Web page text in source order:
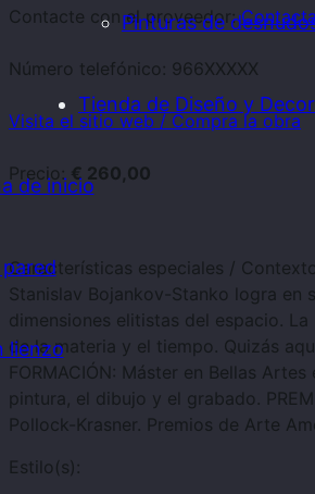
Pinturas de
Tienda de Diseño y
de inicio
lienzo
Contacte con el proveedor:
Número telefónico: 966XXXXX
Visita el sitio web / Compra la obra
Precio: € 260,00
Características especiales /
Stanislav Bojankov-Stanko logra
dimensiones elitistas del espacio.
de la materia y el tiempo. Quizás
FORMACIÓN: Máster en Bellas
pintura, el dibujo y el grabado.
Pollock-Krasner. Premios de Arte
Estilo(s):